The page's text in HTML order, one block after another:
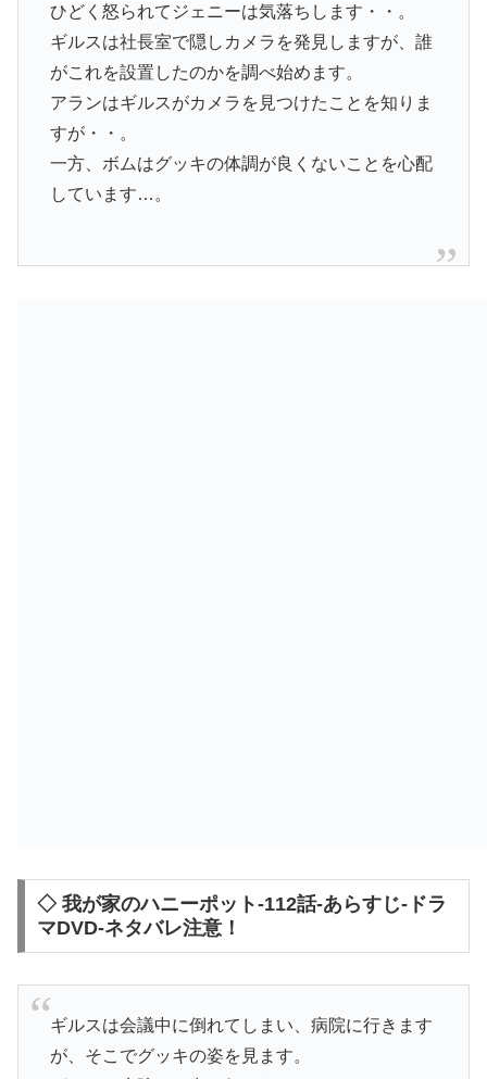
ひどく怒られてジェニーは気落ちします・・。
ギルスは社長室で隠しカメラを発見しますが、誰
がこれを設置したのかを調べ始めます。
アランはギルスがカメラを見つけたことを知りま
すが・・。
一方、ボムはグッキの体調が良くないことを心配
しています…。
◇ 我が家のハニーポット-112話-あらすじ-ドラ
マDVD-ネタバレ注意！
ギルスは会議中に倒れてしまい、病院に行きます
が、そこでグッキの姿を見ます。